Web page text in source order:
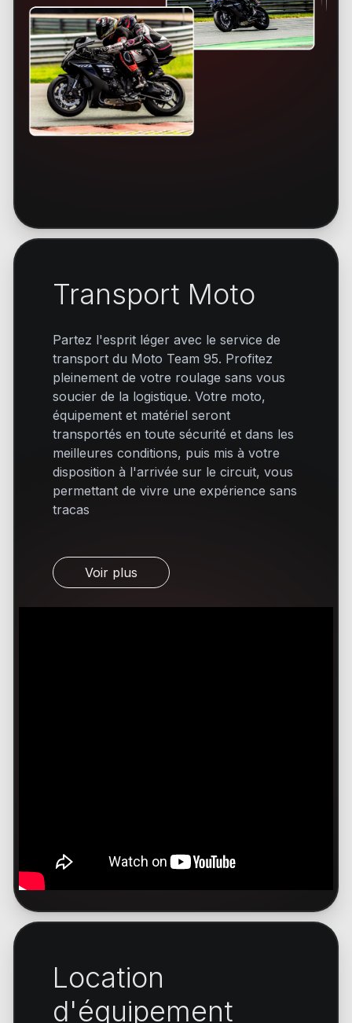
Transport Moto
Partez l'esprit léger avec le service de
transport du Moto Team 95. Profitez
pleinement de votre roulage sans vous
soucier de la logistique. Votre moto,
équipement et matériel seront
transportés en toute sécurité et dans les
meilleures conditions, puis mis à votre
disposition à l'arrivée sur le circuit, vous
permettant de vivre une expérience sans
tracas
Voir plus
Location
d'équipement